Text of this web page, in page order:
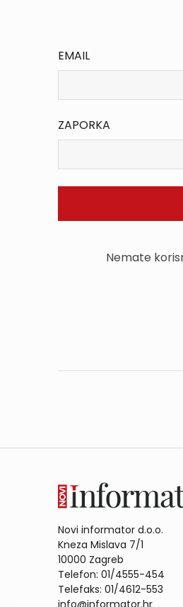
EMAIL
ZAPORKA
Nemate
Novi informator d.o.o.
Kneza Mislava 7/1
10000 Zagreb
Telefon: 01/4555-454
Telefaks: 01/4612-553
info@informator.hr